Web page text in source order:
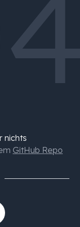
nichts
GitHub Repo